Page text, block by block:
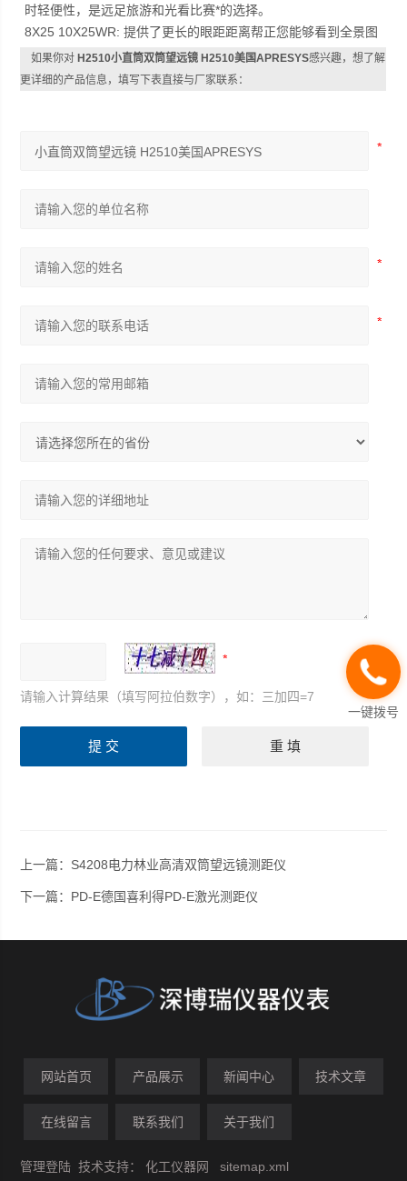
时轻便性，是远足旅游和光看比赛*的选择。
8X25 10X25WR: 提供了更长的眼距距离帮正您能够看到全景图
如果你对 H2510小直筒双筒望远镜 H2510美国APRESYS感兴趣，想了解
更详细的产品信息，填写下表直接与厂家联系：
请输入计算结果（填写阿拉伯数字），如：三加四=7
上一篇： S4208电力林业高清双筒望远镜测距仪
下一篇： PD-E德国喜利得PD-E激光测距仪
网站首页 产品展示 新闻中心 技术文章
在线留言 联系我们 关于我们
管理登陆 技术支持：化工仪器网 sitemap.xml
一键拨号